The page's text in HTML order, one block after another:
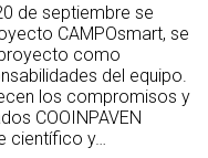
de septiembre se
CAMPOsmart, se
como
del equipo.
los compromisos y
COOINPAVEN
científico y…